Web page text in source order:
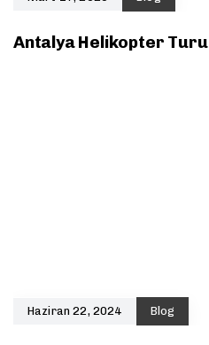
Antalya Helikopter Turu
Haziran 22, 2024 Blog